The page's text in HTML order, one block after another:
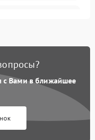
Подробнее →
с Вами в ближайшее